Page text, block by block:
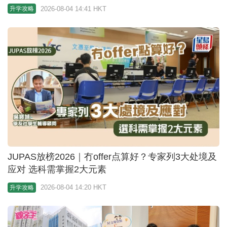
升学攻略 2026-08-04 14:41 HKT
JUPAS放榜2026｜冇offer点算好？专家列3大处境及
应对 选科需掌握2大元素
升学攻略 2026-08-04 14:20 HKT